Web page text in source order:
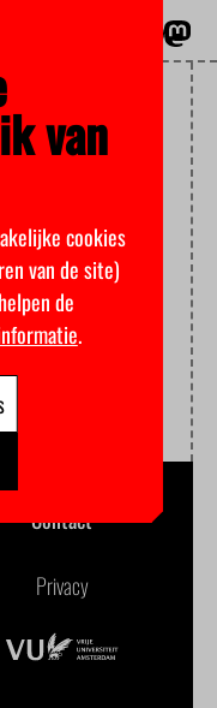
Contact
Privacy
van
cookies
van de site)
de
.